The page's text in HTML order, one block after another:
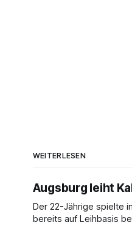
WEITERLESEN
Augsburg leiht
Der 22-Jährige spielte
bereits auf Leihbasis